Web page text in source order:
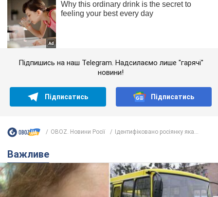
Підпишись на наш Telegram. Надсилаємо лише "гарячі"
новини!
Підписатись Підписатись
OBOZ. Новини Росії Ідентифіковано росіянку яка...
Важливе